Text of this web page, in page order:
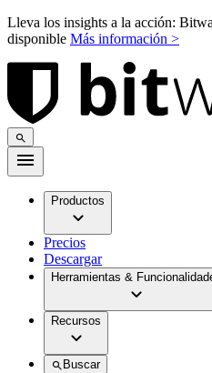
Lleva los insights a la acción:
disponible Más información >
Productos
Precios
Descargar
Herramientas &
Recursos
Buscar